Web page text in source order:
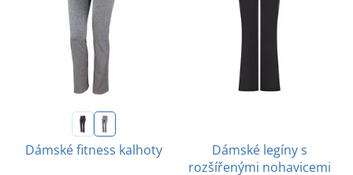
Dámské fitness kalhoty
Dámské legíny s
rozšířenými nohavicemi